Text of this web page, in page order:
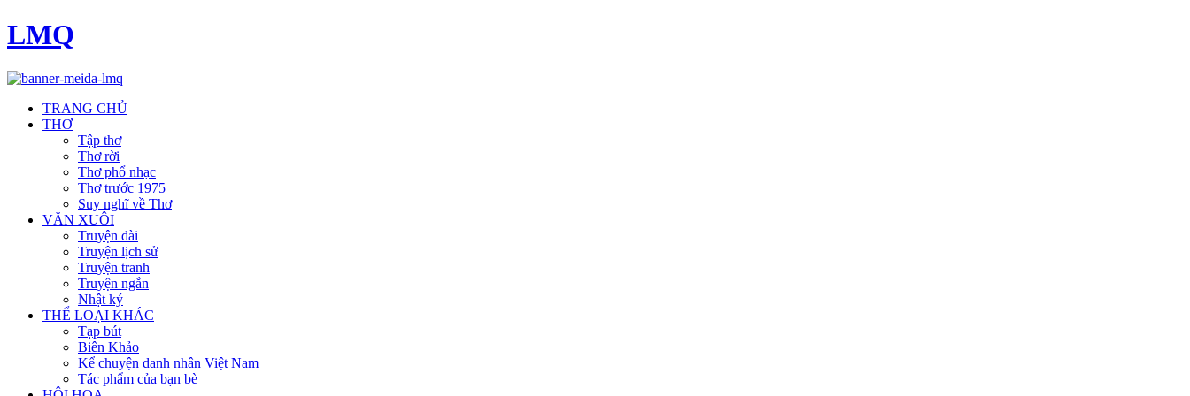
LMQ
TRANG CHỦ
THƠ
Tập thơ
Thơ rời
Thơ phổ nhạc
Thơ trước 1975
Suy nghĩ về Thơ
VĂN XUÔI
Truyện dài
Truyện lịch sử
Truyện tranh
Truyện ngắn
Nhật ký
THỂ LOẠI KHÁC
Tạp bút
Biên Khảo
Kể chuyện danh nhân Việt Nam
Tác phẩm của bạn bè